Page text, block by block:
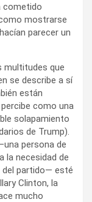
cometido
mostrarse
parecer un
multitudes que
se describe a sí
están
como una
solapamiento
de Trump).
persona de
la necesidad de
del partido— esté
Clinton, la
mucho